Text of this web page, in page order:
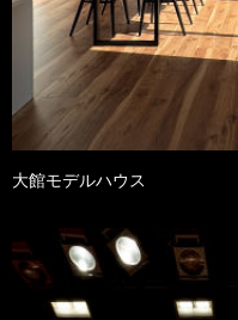
大館モデルハウス